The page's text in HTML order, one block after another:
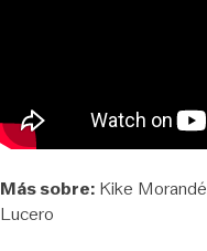
Más sobre: Kike Morandé
Lucero